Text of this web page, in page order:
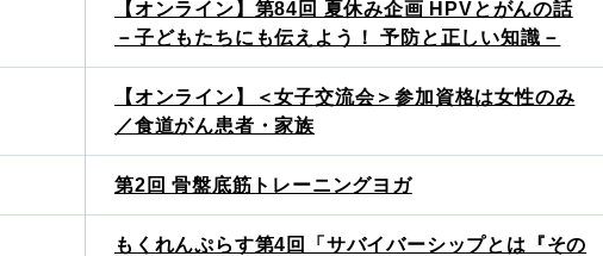
【オンライン】第84回 夏休み企画 HPVとがんの話
－子どもたちにも伝えよう！ 予防と正しい知識－
【オンライン】＜女子交流会＞参加資格は女性のみ
／食道がん患者・家族
第2回 骨盤底筋トレーニングヨガ
もくれんぷらす第4回「サバイバーシップとは『その